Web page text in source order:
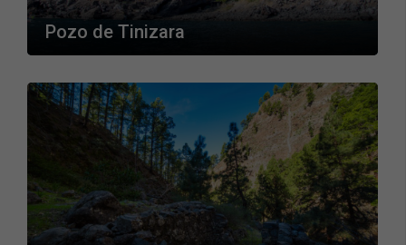
Pozo de Tinizara